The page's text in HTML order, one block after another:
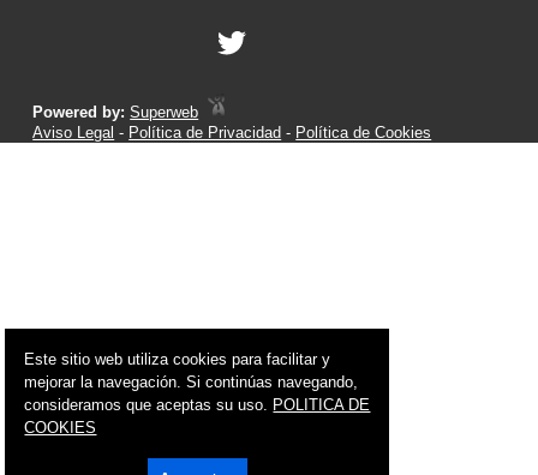
Powered by:Superweb
Aviso Legal - Política de Privacidad - Política de Cookies
Este sitio web utiliza cookies para facilitar y
mejorar la navegación. Si continúas navegando,
consideramos que aceptas su uso. POLITICA DE
COOKIES